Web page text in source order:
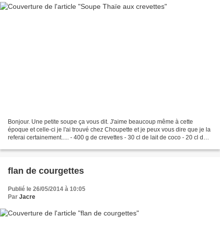
Bonjour. Une petite soupe ça vous dit. J'aime beaucoup même à cette
époque et celle-ci je l'ai trouvé chez Choupette et je peux vous dire que je la
referai certainement..... - 400 g de crevettes - 30 cl de lait de coco - 20 cl de
flan de courgettes
Publié le 26/05/2014 à 10:05
Par Jacre